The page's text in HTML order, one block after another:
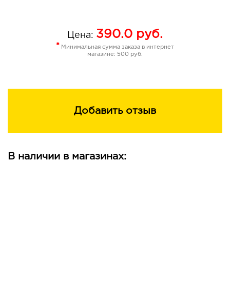
Цена: 390.0 руб.
* Минимальная сумма заказа в интернет
магазине: 500 руб.
Добавить отзыв
В наличии в магазинах: